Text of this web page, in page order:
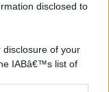
disclosed to
of your
IABâ€™s list of